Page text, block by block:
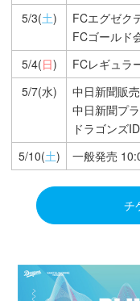
5/3(土)
FCエグゼク
FCゴールド
5/4(日)
FCレギュラ
5/7(水)
中日新聞販
中日新聞プ
ドラゴンズ
5/10(土) 一般発売
チ